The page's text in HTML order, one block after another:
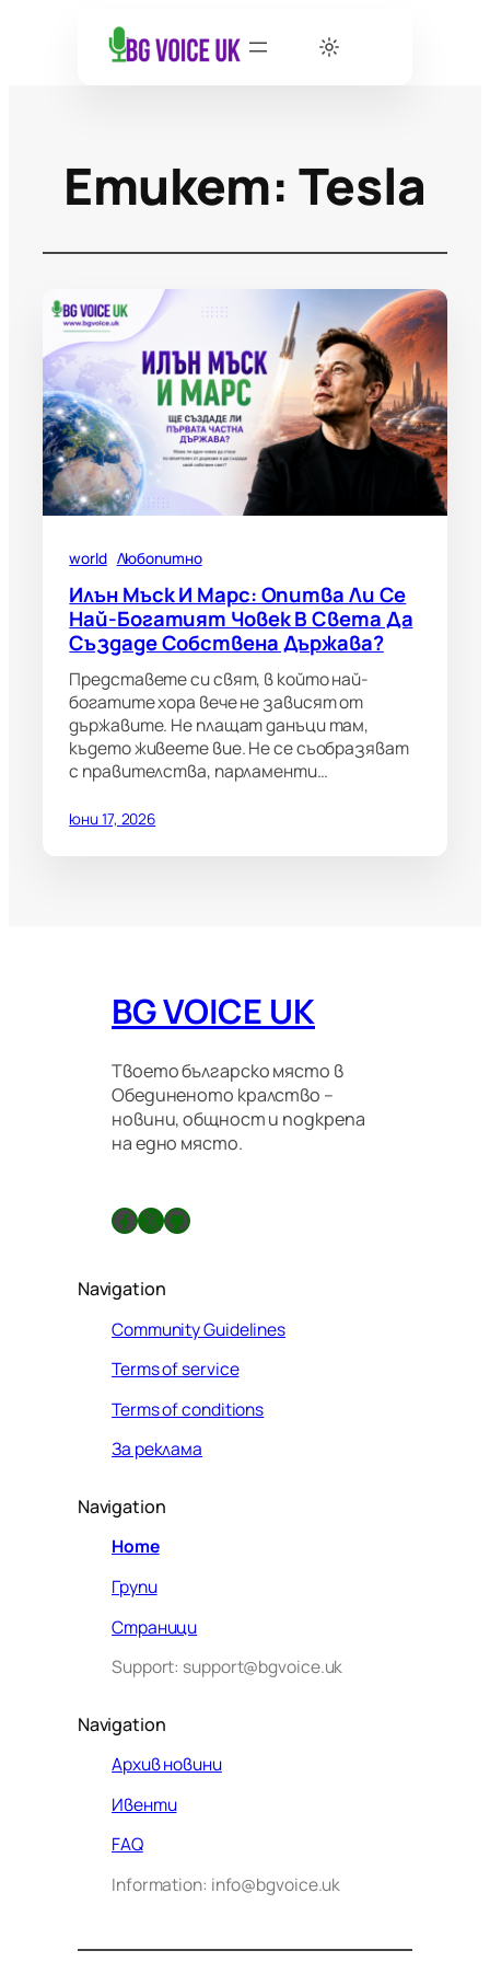
Етикет: Tesla
world Любопитно
Илън Мъск И Марс: Опитва Ли Се
Най-Богатият Човек В Света Да
Създаде Собствена Държава?
Представете си свят, в който най-
богатите хора вече не зависят от
държавите. Не плащат данъци там,
където живеете вие. Не се съобразяват
с правителства, парламенти…
юни 17, 2026
BG VOICE UK
Твоето българско място в
Обединеното кралство –
новини, общност и подкрепа
на едно място.
Facebook X GitHub
Navigation
Community Guidelines
Terms of service
Terms of conditions
За реклама
Navigation
Home
Групи
Страници
Support: support@bgvoice.uk
Navigation
Архив новини
Ивенти
FAQ
Information: info@bgvoice.uk
VOICE UK. С какво мога да